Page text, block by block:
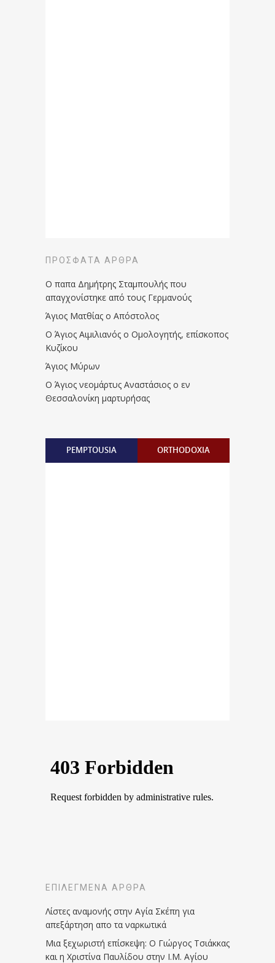
ΠΡΌΣΦΑΤΑ ΆΡΘΡΑ
Ο παπα Δημήτρης Σταμπουλής που
απαγχονίστηκε από τους Γερμανούς
Άγιος Ματθίας ο Απόστολος
Ο Άγιος Αιμιλιανός ο Ομολογητής, επίσκοπος
Κυζίκου
Άγιος Μύρων
Ο Άγιος νεομάρτυς Αναστάσιος ο εν
Θεσσαλονίκη μαρτυρήσας
PEMPTOUSIA ORTHODOXIA
ΕΠΙΛΕΓΜΈΝΑ ΆΡΘΡΑ
Λίστες αναμονής στην Αγία Σκέπη για
απεξάρτηση απο τα ναρκωτικά
Μια ξεχωριστή επίσκεψη: Ο Γιώργος Τσιάκκας
και η Χριστίνα Παυλίδου στην Ι.Μ. Αγίου